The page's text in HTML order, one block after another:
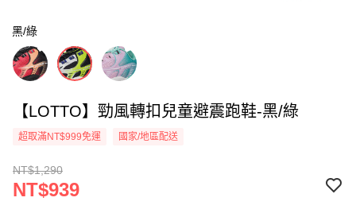
黑/綠
【LOTTO】勁風轉扣兒童避震跑鞋-黑/綠
超取滿NT$999免運 國家/地區配送
NT$1,290
NT$939